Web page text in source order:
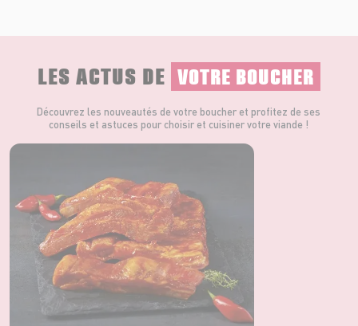
LES ACTUS DE VOTRE BOUCHER
Découvrez les nouveautés de votre boucher et profitez de ses
conseils et astuces pour choisir et cuisiner votre viande !